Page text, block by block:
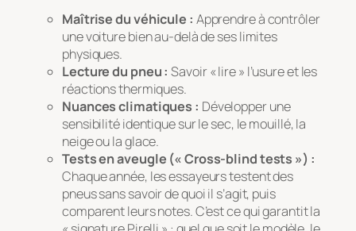
Maîtrise du véhicule : Apprendre à contrôler
une voiture bien au-delà de ses limites
physiques.
Lecture du pneu : Savoir « lire » l’usure et les
réactions thermiques.
Nuances climatiques : Développer une
sensibilité identique sur le sec, le mouillé, la
neige ou la glace.
Tests en aveugle (« Cross-blind tests ») :
Chaque année, les essayeurs testent des
pneus sans savoir de quoi il s’agit, puis
comparent leurs notes. C’est ce qui garantit la